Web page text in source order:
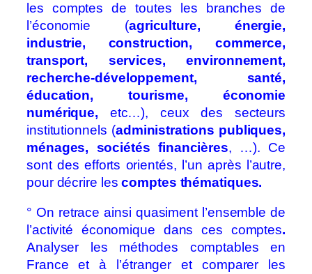
les comptes de toutes les branches de
l’économie (agriculture, énergie,
industrie, construction, commerce,
transport, services, environnement,
recherche-développement, santé,
éducation, tourisme, économie
numérique, etc…), ceux des secteurs
institutionnels (administrations publiques,
ménages, sociétés financières, …). Ce
sont des efforts orientés, l’un après l’autre,
pour décrire lescomptes thématiques.
° On retrace ainsi quasiment l’ensemble de
l’activité économique dans ces comptes.
Analyser les méthodes comptables en
France et à l’étranger et comparer les